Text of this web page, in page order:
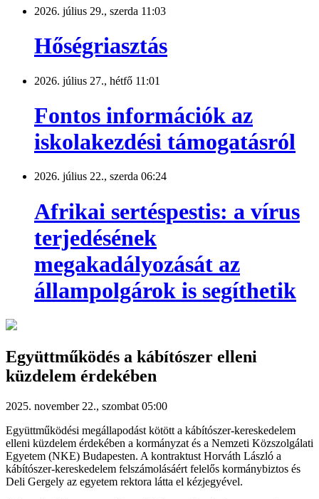
2026. július 29., szerda 11:03
Hőségriasztás
2026. július 27., hétfő 11:01
Fontos információk az
iskolakezdési támogatásról
2026. július 22., szerda 06:24
Afrikai sertéspestis: a vírus
terjedésének
megakadályozását az
állampolgárok is segíthetik
Együttműködés a kábítószer elleni
küzdelem érdekében
2025. november 22., szombat 05:00
Együttműködési megállapodást kötött a kábítószer-kereskedelem
elleni küzdelem érdekében a kormányzat és a Nemzeti Közszolgálati
Egyetem (NKE) Budapesten. A kontraktust Horváth László a
kábítószer-kereskedelem felszámolásáért felelős kormánybiztos és
Deli Gergely az egyetem rektora látta el kézjegyével.